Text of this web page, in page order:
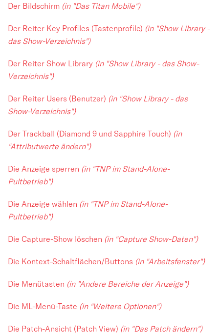
Der Bildschirm (in "Das Titan Mobile")
Der Reiter Key Profiles (Tastenprofile) (in "Show Library -
das Show-Verzeichnis")
Der Reiter Show Library (in "Show Library - das Show-
Verzeichnis")
Der Reiter Users (Benutzer) (in "Show Library - das
Show-Verzeichnis")
Der Trackball (Diamond 9 und Sapphire Touch) (in
"Attributwerte ändern")
Die Anzeige sperren (in "TNP im Stand-Alone-
Pultbetrieb")
Die Anzeige wählen (in "TNP im Stand-Alone-
Pultbetrieb")
Die Capture-Show löschen (in "Capture Show-Daten")
Die Kontext-Schaltflächen/Buttons (in "Arbeitsfenster")
Die Menütasten (in "Andere Bereiche der Anzeige")
Die ML-Menü-Taste (in "Weitere Optionen")
Die Patch-Ansicht (Patch View) (in "Das Patch ändern")